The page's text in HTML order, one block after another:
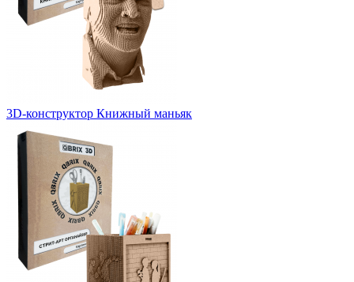
3D-конструктор Книжный маньяк